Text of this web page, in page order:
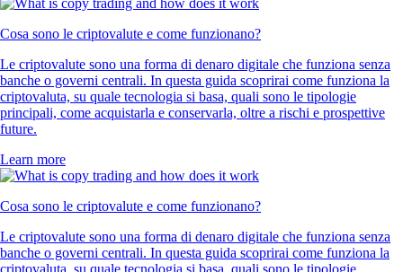
Cosa sono le criptovalute e come funzionano?
Le criptovalute sono una forma di denaro digitale che funziona senza
banche o governi centrali. In questa guida scoprirai come funziona la
criptovaluta, su quale tecnologia si basa, quali sono le tipologie
principali, come acquistarla e conservarla, oltre a rischi e prospettive
future.
Learn more
Cosa sono le criptovalute e come funzionano?
Le criptovalute sono una forma di denaro digitale che funziona senza
banche o governi centrali. In questa guida scoprirai come funziona la
criptovaluta, su quale tecnologia si basa, quali sono le tipologie